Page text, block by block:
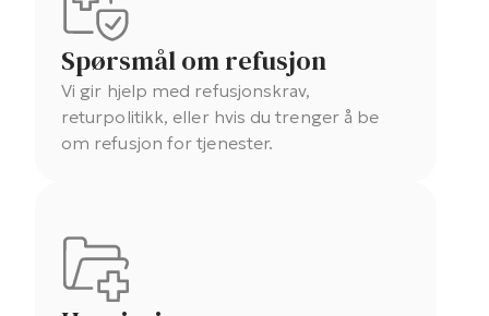
Spørsmål om refusjon
Vi gir hjelp med refusjonskrav,
returpolitikk, eller hvis du trenger å be
om refusjon for tjenester.